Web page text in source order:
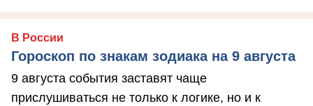
В России
Гороскоп по знакам зодиака на 9 августа
9 августа события заставят чаще
прислушиваться не только к логике, но и к